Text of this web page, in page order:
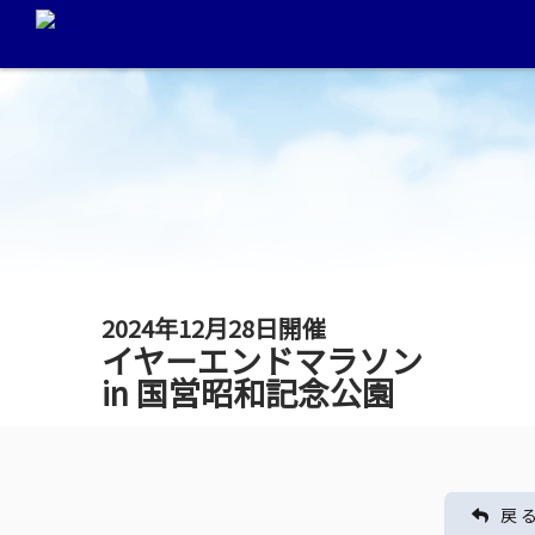
2024年12月28日開催
イヤーエンドマラソン
in 国営昭和記念公園
戻